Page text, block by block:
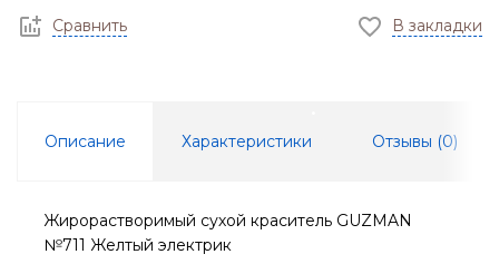
Сравнить В закладки
Описание Характеристики Отзывы (0)
Жирорастворимый сухой краситель GUZMAN
№711 Желтый электрик